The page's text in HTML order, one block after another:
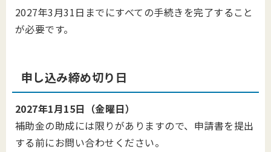
2027年3月31日までにすべての手続きを完了すること
が必要です。
申し込み締め切り日
2027年1月15日（金曜日）
補助金の助成には限りがありますので、申請書を提出
する前にお問い合わせください。